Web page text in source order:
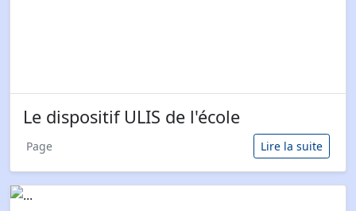
Le dispositif ULIS de l'école
Page Lire la suite